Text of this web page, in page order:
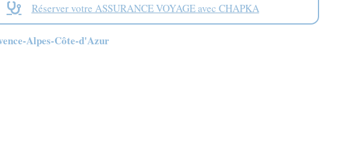
Réserver votre ASSURANCE VOYAGE avec CHAPKA
Alpes-Côte-d'Azur